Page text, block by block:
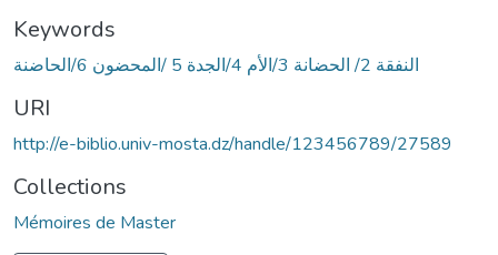
Keywords
النفقة 2/ الحضانة 3/الأم 4/الجدة 5 /المحضون 6/الحاضنة
URI
http://e-biblio.univ-mosta.dz/handle/123456789/27589
Collections
Mémoires de Master